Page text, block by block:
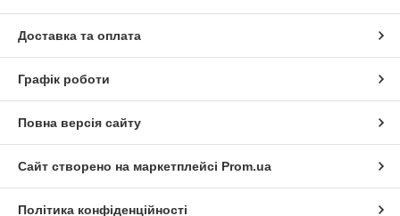
Доставка та оплата
Графік роботи
Повна версія сайту
Сайт створено на маркетплейсі Prom.ua
Політика конфіденційності